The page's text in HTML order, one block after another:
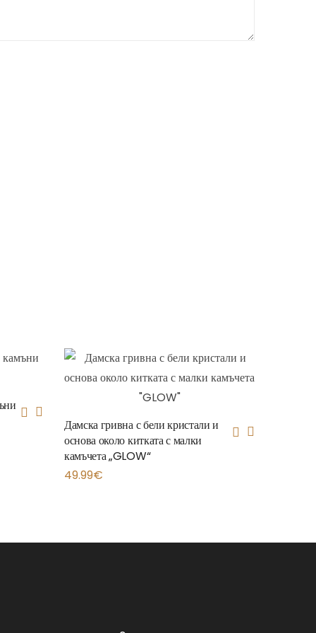
Дамска гривна с бели кристали и
основа около китката с малки
камъчета „GLOW“
49.99€